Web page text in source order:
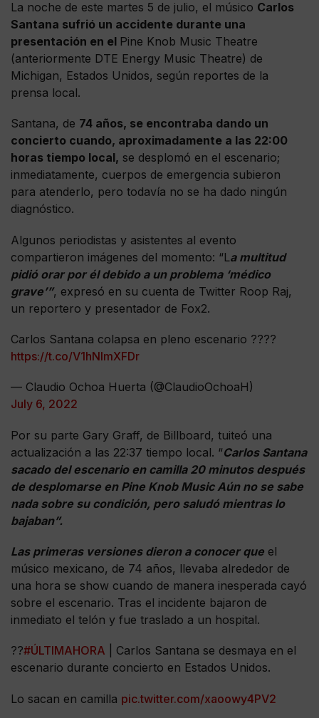
La noche de este martes 5 de julio, el músico Carlos
Santana sufrió un accidente durante una
presentación en el Pine Knob Music Theatre
(anteriormente DTE Energy Music Theatre) de
Michigan, Estados Unidos, según reportes de la
prensa local.
Santana, de 74 años, se encontraba dando un
concierto cuando, aproximadamente a las 22:00
horas tiempo local, se desplomó en el escenario;
inmediatamente, cuerpos de emergencia subieron
para atenderlo, pero todavía no se ha dado ningún
diagnóstico.
Algunos periodistas y asistentes al evento
compartieron imágenes del momento: “L a multitud
pidió orar por él debido a un problema ‘médico
grave’”, expresó en su cuenta de Twitter Roop Raj,
un reportero y presentador de Fox2.
Carlos Santana colapsa en pleno escenario ????
https://t.co/V1hNlmXFDr
— Claudio Ochoa Huerta (@ClaudioOchoaH)
July 6, 2022
Por su parte Gary Graff, de Billboard, tuiteó una
actualización a las 22:37 tiempo local. “Carlos Santana
sacado del escenario en camilla 20 minutos después
de desplomarse en Pine Knob Music Aún no se sabe
nada sobre su condición, pero saludó mientras lo
bajaban”.
Las primeras versiones dieron a conocer que el
músico mexicano, de 74 años, llevaba alrededor de
una hora se show cuando de manera inesperada cayó
sobre el escenario. Tras el incidente bajaron de
inmediato el telón y fue traslado a un hospital.
??#ÚLTIMAHORA | Carlos Santana se desmaya en el
escenario durante concierto en Estados Unidos.
Lo sacan en camilla pic.twitter.com/xaoowy4PV2